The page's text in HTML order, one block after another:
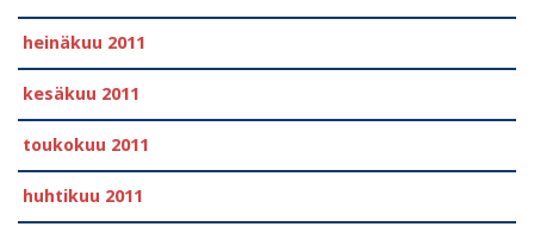
heinäkuu 2011
kesäkuu 2011
toukokuu 2011
huhtikuu 2011